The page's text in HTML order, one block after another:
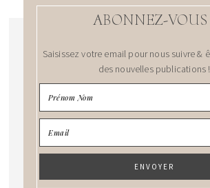
ABONNEZ-VOUS
Saisissez votre email pour nous suivre &
des nouvelles publications !